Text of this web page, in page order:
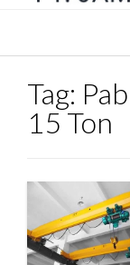
Tag:
15 Ton